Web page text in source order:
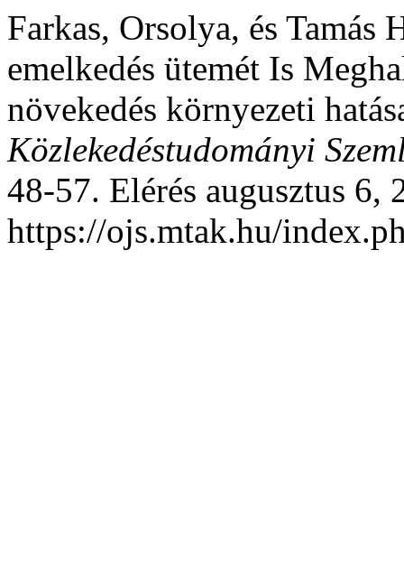
Farkas, Orsolya, és Tamás
emelkedés ütemét Is
növekedés környezeti
Közlekedéstudományi
48-57. Elérés augusztus 6,
https://ojs.mtak.hu/